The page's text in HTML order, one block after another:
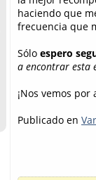
haciendo que
frecuencia que
Sólo espero
a encontrar esta
¡Nos vemos por
Publicado en